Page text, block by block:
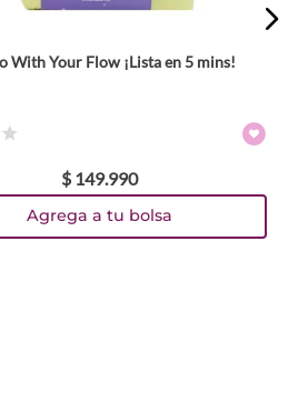
With Your Flow ¡Lista en 5 mins!
$ 149.990
Agrega a tu bolsa